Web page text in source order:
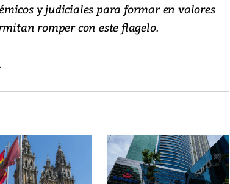
y judiciales para formar en valores
romper con este flagelo.